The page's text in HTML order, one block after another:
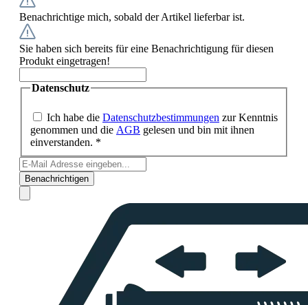
Benachrichtige mich, sobald der Artikel lieferbar ist.
Sie haben sich bereits für eine Benachrichtigung für diesen
Produkt eingetragen!
Datenschutz
Ich habe die Datenschutzbestimmungen zur Kenntnis
genommen und die AGB gelesen und bin mit ihnen
einverstanden. *
Benachrichtigen